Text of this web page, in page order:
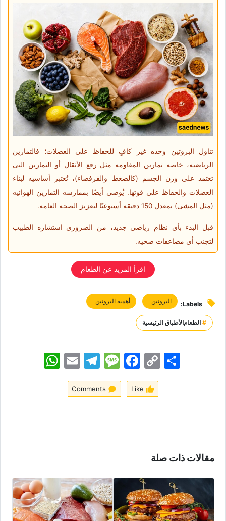
تناول البروتین وحده غیر کافٍ للحفاظ على العضلات؛ فالتمارین
الریاضیه، خاصه تمارین المقاومه مثل رفع الأثقال أو التمارین التی
تعتمد على وزن الجسم (کالضغط والقرفصاء)، تُعتبر أساسیه لبناء
العضلات والحفاظ على قوتها. یُوصى أیضًا بممارسه التمارین الهوائیه
(مثل المشی) بمعدل 150 دقیقه أسبوعیًا لتعزیز الصحه العامه.
قبل البدء بأی نظام ریاضی جدید، من الضروری استشاره الطبیب
لتجنب أی مضاعفات صحیه.
اقرأ المزید عن الطعام
Labels: البروتین أهمیه البروتین
# الطعامالأطباق الرئيسية
WhatsApp EmailTelegramMessageFacebook Copy
Link
اشتراک
Like
Comments
مقالات ذات صلة